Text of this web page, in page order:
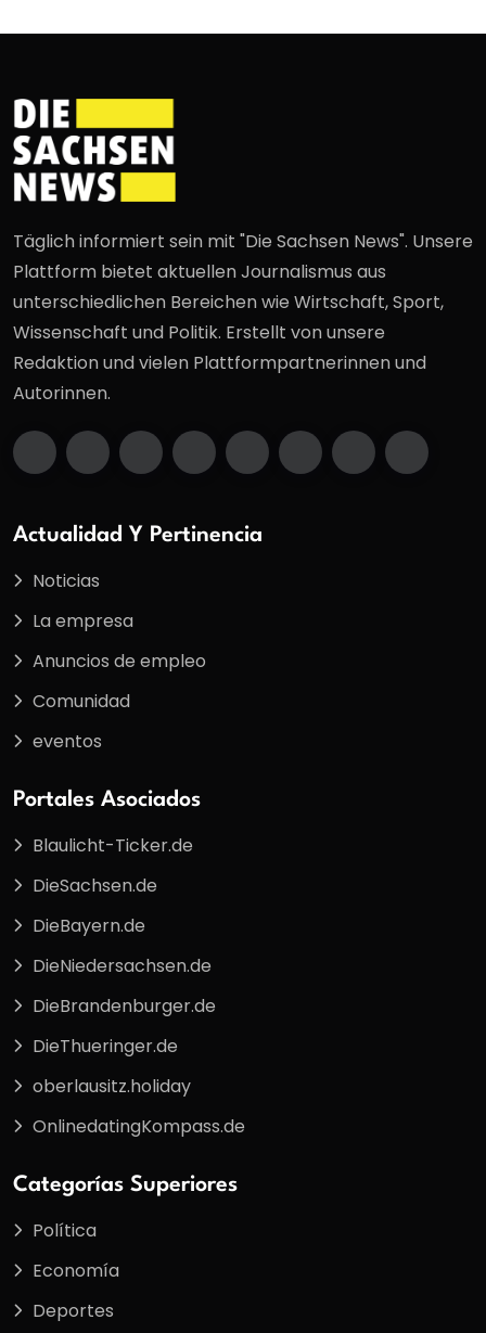
Täglich informiert sein mit "Die Sachsen News". Unsere
Plattform bietet aktuellen Journalismus aus
unterschiedlichen Bereichen wie Wirtschaft, Sport,
Wissenschaft und Politik. Erstellt von unsere
Redaktion und vielen Plattformpartnerinnen und
Autorinnen.
Actualidad Y Pertinencia
Noticias
La empresa
Anuncios de empleo
Comunidad
eventos
Portales Asociados
Blaulicht-Ticker.de
DieSachsen.de
DieBayern.de
DieNiedersachsen.de
DieBrandenburger.de
DieThueringer.de
oberlausitz.holiday
OnlinedatingKompass.de
Categorías Superiores
Política
Economía
Deportes